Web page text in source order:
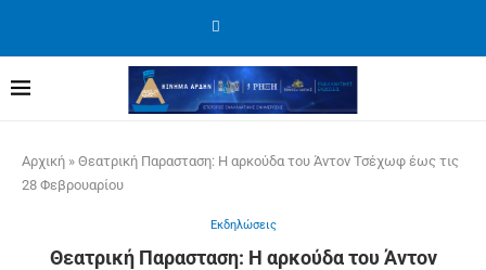
Αρχική » Θεατρική Παρασταση: Η αρκούδα του Άντον Τσέχωφ έως τις
28 Φεβρουαρίου
Εκδηλώσεις
Θεατρική Παρασταση: Η αρκούδα του Άντον